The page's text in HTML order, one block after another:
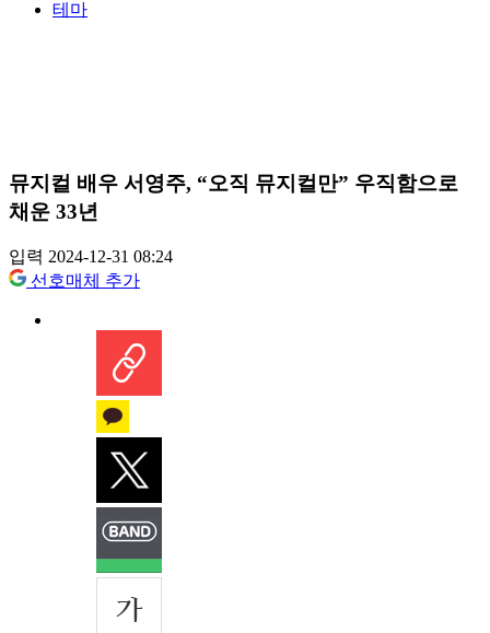
테마
뮤지컬 배우 서영주, “오직 뮤지컬만” 우직함으로
채운 33년
입력 2024-12-31 08:24
선호매체 추가